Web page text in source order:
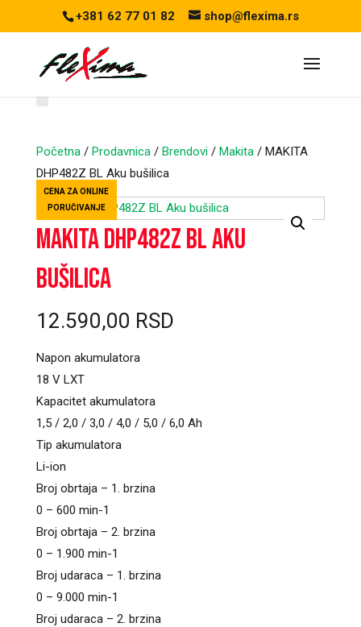
+381 62 77 01 82 shop@flexima.rs
Početna/ Prodavnica/ Brendovi/ Makita/ MAKITA
DHP482Z BL Aku bušilica
CENA ZA ONLINE
PORUČIVANJE
MAKITA DHP482Z BL Aku
bušilica
12.590,00 RSD
Napon akumulatora
18 V LXT
Kapacitet akumulatora
1,5 / 2,0 / 3,0 / 4,0 / 5,0 / 6,0 Ah
Tip akumulatora
Li-ion
Broj obrtaja – 1. brzina
0 – 600 min-1
Broj obrtaja – 2. brzina
0 – 1.900 min-1
Broj udaraca – 1. brzina
0 – 9.000 min-1
Broj udaraca – 2. brzina